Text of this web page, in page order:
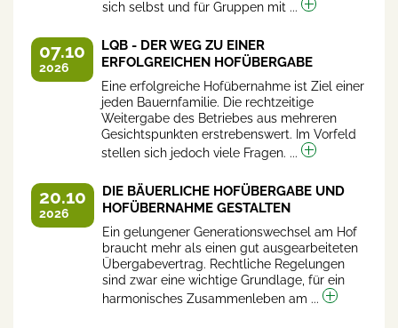
sich selbst und für Gruppen mit ...
07.10
2026
LQB - DER WEG ZU EINER
ERFOLGREICHEN HOFÜBERGABE
Eine erfolgreiche Hofübernahme ist Ziel einer
jeden Bauernfamilie. Die rechtzeitige
Weitergabe des Betriebes aus mehreren
Gesichtspunkten erstrebenswert. Im Vorfeld
stellen sich jedoch viele Fragen. ...
20.10
2026
DIE BÄUERLICHE HOFÜBERGABE UND
HOFÜBERNAHME GESTALTEN
Ein gelungener Generationswechsel am Hof
braucht mehr als einen gut ausgearbeiteten
Übergabevertrag. Rechtliche Regelungen
sind zwar eine wichtige Grundlage, für ein
harmonisches Zusammenleben am ...